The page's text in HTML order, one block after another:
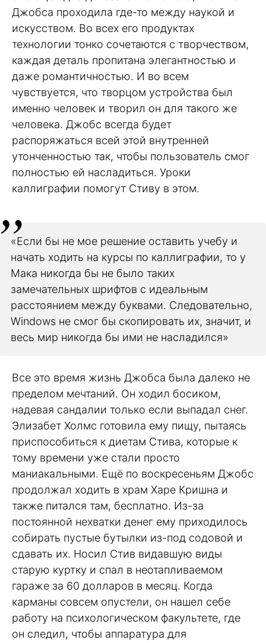
Джобса проходила где-то между наукой и
искусством. Во всех его продуктах
технологии тонко сочетаются с творчеством,
каждая деталь пропитана элегантностью и
даже романтичностью. И во всем
чувствуется, что творцом устройства был
именно человек и творил он для такого же
человека. Джобс всегда будет
распоряжаться всей этой внутренней
утонченностью так, чтобы пользователь смог
полностью ей насладиться. Уроки
каллиграфии помогут Стиву в этом.
«Если бы не мое решение оставить учебу и
начать ходить на курсы по каллиграфии, то у
Мака никогда бы не было таких
замечательных шрифтов с идеальным
расстоянием между буквами. Следовательно,
Windows не смог бы скопировать их, значит, и
весь мир никогда бы ими не насладился»
Все это время жизнь Джобса была далеко не
пределом мечтаний. Он ходил босиком,
надевая сандалии только если выпадал снег.
Элизабет Холмс готовила ему пищу, пытаясь
приспособиться к диетам Стива, которые к
тому времени уже стали просто
маниакальными. Ещё по воскресеньям Джобс
продолжал ходить в храм Харе Кришна и
также питался там, бесплатно. Из-за
постоянной нехватки денег ему приходилось
собирать пустые бутылки из-под содовой и
сдавать их. Носил Стив видавшую виды
старую куртку и спал в неотапливаемом
гараже за 60 долларов в месяц. Когда
карманы совсем опустели, он нашел себе
работу на психологическом факультете, где
он следил, чтобы аппаратура для